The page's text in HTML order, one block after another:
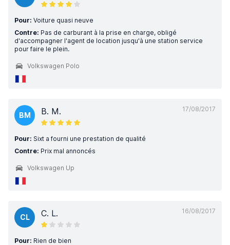
Pour: Voiture quasi neuve
Contre: Pas de carburant à la prise en charge, obligé
d'accompagner l'agent de location jusqu'à une station service
pour faire le plein.
Volkswagen Polo
17/08/2017
BM B. M.
Pour: Sixt a fourni une prestation de qualité
Contre: Prix mal annoncés
Volkswagen Up
16/08/2017
CL C. L.
Pour: Rien de bien